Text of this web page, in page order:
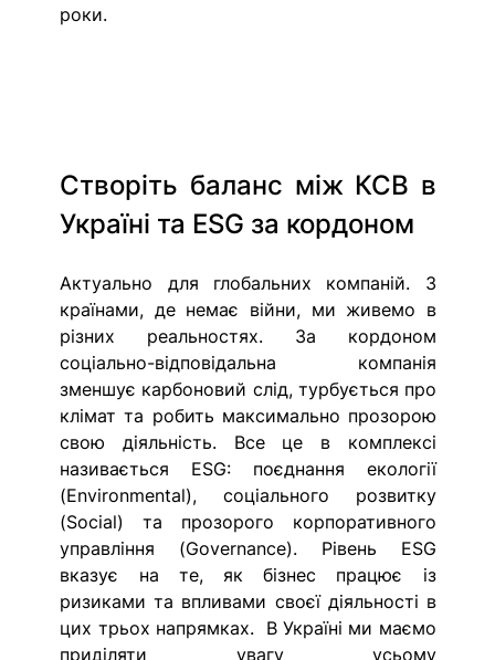
роки.
Створіть баланс між КСВ в
Україні та ESG за кордоном
Актуально для глобальних компаній.
З
країнами, де немає війни, ми живемо в
різних реальностях. За кордоном
соціально-відповідальна компанія
зменшує карбоновий слід, турбується про
клімат та робить максимально прозорою
свою діяльність. Все це в комплексі
називається ESG: поєднання екології
(Environmental), соціального розвитку
(Social) та прозорого корпоративного
управління (Governance). Рівень ESG
вказує на те, як бізнес працює із
ризиками та впливами своєї діяльності в
цих трьох напрямках.  В Україні ми маємо
приділяти увагу усьому